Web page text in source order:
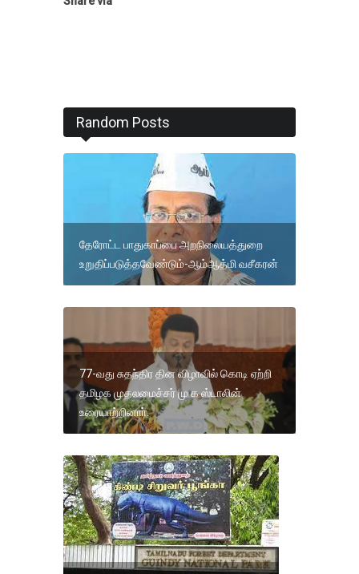
Random Posts
தேரோட்ட பாதுகாப்பை அறநிலையத்துறை
உறுதிப்படுத்தவேண்டும்-ஆம்ஆத்மி வசீகரன்
77-வது சுதந்திர தின விழாவில் கொடி ஏற்றி
தமிழக முதலமைச்சர் மு க ஸ்டாலின்
உரையாற்றினாா்.